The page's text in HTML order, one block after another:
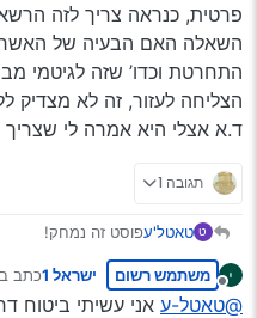
פרטית, כנראה צריך לזה
השאלה האם הבעיה של
התחרטת וכדו’ שזה לגיטמי
הצליחה לעזור, זה לא מצדיק
ד.א אצלי היא אמרה לי
תגובה 1
ט טאטל'עפוסט זה נמחק!
מנותק
משתמש רשום ישראל 1 כתב ב
נערך
@טאטל-ע אני עשיתי ביטוח